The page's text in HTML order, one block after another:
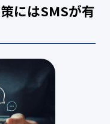
にはSMSが有